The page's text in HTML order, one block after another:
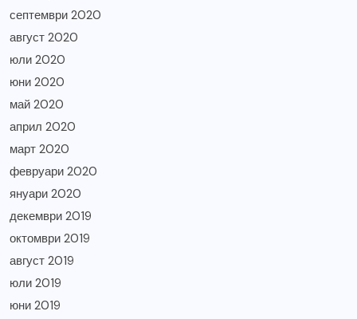
септември 2020
август 2020
юли 2020
юни 2020
май 2020
април 2020
март 2020
февруари 2020
януари 2020
декември 2019
октомври 2019
август 2019
юли 2019
юни 2019